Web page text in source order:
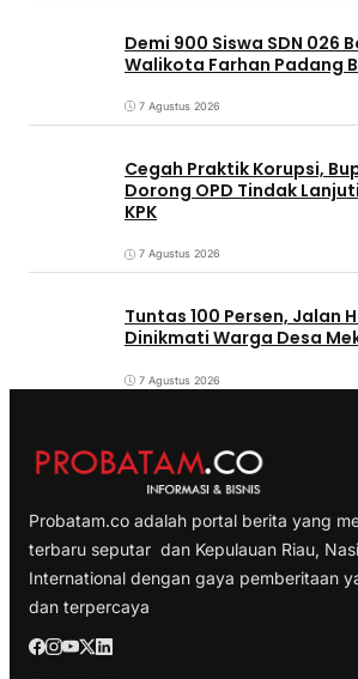
Demi 900 Siswa SDN 026
Walikota Farhan Padang
7 Agustus 2026
Cegah Praktik Korupsi,
Dorong OPD Tindak
KPK
7 Agustus 2026
Tuntas 100 Persen, Jalan
Dinikmati Warga Desa
7 Agustus 2026
Probatam.co adalah portal berita yang
terbaru seputar dan Kepulauan Riau,
International dengan gaya pemberitaan
dan terpercaya